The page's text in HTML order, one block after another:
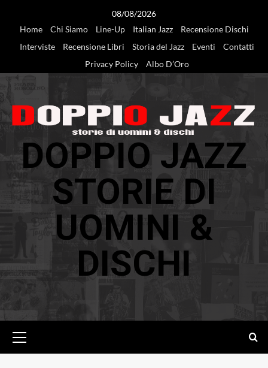
08/08/2026
Home
Chi Siamo Line-Up Italian Jazz
Recensione Dischi
Interviste
Recensione Libri Storia del Jazz Eventi
Contatti
Privacy Policy
Albo D’Oro
DOPPIO JAZZ
STORIE DI
UOMINI &
DISCHI
principale